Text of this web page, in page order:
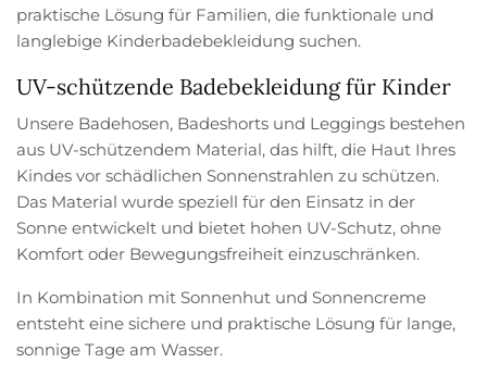
praktische Lösung für Familien, die funktionale und
langlebige Kinderbadebekleidung suchen.
UV-schützende Badebekleidung für Kinder
Unsere Badehosen, Badeshorts und Leggings bestehen
aus UV-schützendem Material, das hilft, die Haut Ihres
Kindes vor schädlichen Sonnenstrahlen zu schützen.
Das Material wurde speziell für den Einsatz in der
Sonne entwickelt und bietet hohen UV-Schutz, ohne
Komfort oder Bewegungsfreiheit einzuschränken.
In Kombination mit Sonnenhut und Sonnencreme
entsteht eine sichere und praktische Lösung für lange,
sonnige Tage am Wasser.